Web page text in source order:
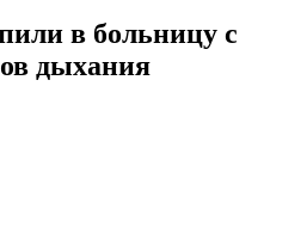
в больницу с
дыхания